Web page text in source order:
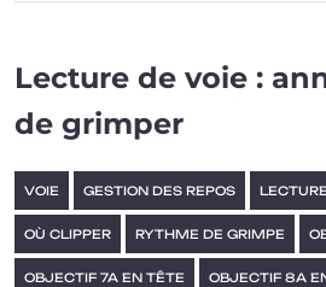
Lecture de voie :
de grimper
VOIE GESTION DES REPOS LECTURE
OÙ CLIPPER RYTHME DE GRIMPE
OBJECTIF 7A EN TÊTE OBJECTIF 8A